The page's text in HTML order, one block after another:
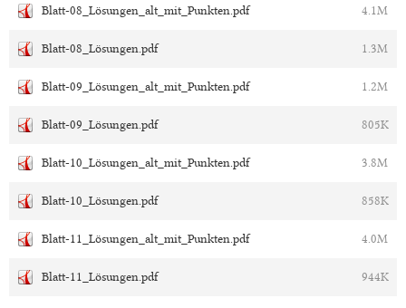
Blatt-08_Lösungen_alt_mit_Punkten.pdf 4.1M
Blatt-08_Lösungen.pdf 1.3M
Blatt-09_Lösungen_alt_mit_Punkten.pdf 1.2M
Blatt-09_Lösungen.pdf 805K
Blatt-10_Lösungen_alt_mit_Punkten.pdf 3.8M
Blatt-10_Lösungen.pdf 858K
Blatt-11_Lösungen_alt_mit_Punkten.pdf 4.0M
Blatt-11_Lösungen.pdf 944K